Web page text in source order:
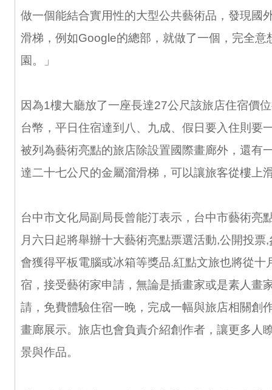
做一個能結合實用性的大型公共藝術品，發現國
滑梯，例如Google的總部，就做了一個，完全意
園。」
因為1樓大廳放了一座長達27公尺該旅店住宿價
台幣，平日住宿達到八、九成、假日要入住則要
被列為藝術亮點的旅店除設置國際畫廊外，還有
達二十七公尺的金屬溜滑梯，可以讓旅客從樓上
台中市文化局副局長曾能汀表示，台中市藝術亮
月六日起將舉辦十大藝術亮點票選活動,公開投票
會獲得平板電腦或冰箱等獎品.紅點文旅也將從十
宿，接受藝術家申請，無論是插畫家或是素人畫
請，免費體驗住宿一晚，完成一幅與旅店相關創
畫廊展示。旅店也會負責介紹創作者，讓更多人
景與作品。